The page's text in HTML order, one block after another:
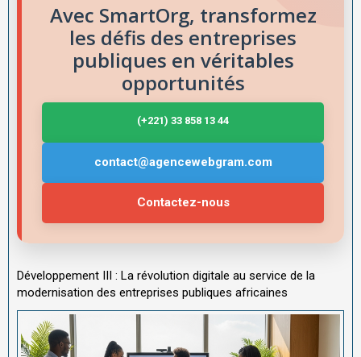
Avec SmartOrg, transformez
les défis des entreprises
publiques en véritables
opportunités
(+221) 33 858 13 44
contact@agencewebgram.com
Contactez-nous
Développement III : La révolution digitale au service de la
modernisation des entreprises publiques africaines